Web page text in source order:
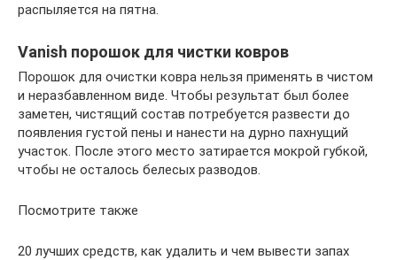
распыляется на пятна.
Vanish порошок для чистки ковров
Порошок для очистки ковра нельзя применять в чистом
и неразбавленном виде. Чтобы результат был более
заметен, чистящий состав потребуется развести до
появления густой пены и нанести на дурно пахнущий
участок. После этого место затирается мокрой губкой,
чтобы не осталось белесых разводов.
Посмотрите также
20 лучших средств, как удалить и чем вывести запах